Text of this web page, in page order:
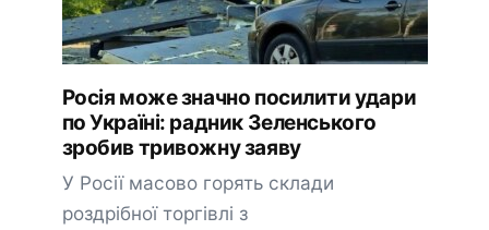
Росія може значно посилити удари
по Україні: радник Зеленського
зробив тривожну заяву
У Росії масово горять склади
роздрібної торгівлі з